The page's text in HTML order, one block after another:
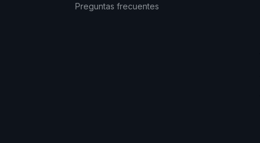
Preguntas frecuentes